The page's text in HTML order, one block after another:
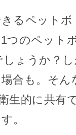
るペット
つのペット
ょうか？
合も。そん
生的に共有
。